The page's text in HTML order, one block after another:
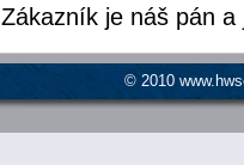
Zákazník je náš pán
© 2010